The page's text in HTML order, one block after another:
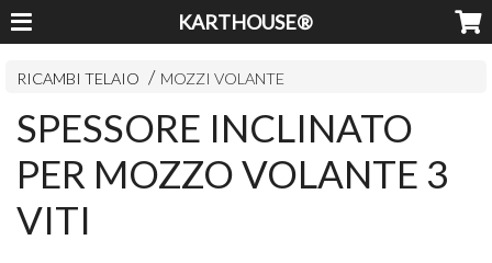
KARTHOUSE®
RICAMBI TELAIO MOZZI VOLANTE
SPESSORE INCLINATO
PER MOZZO VOLANTE 3
VITI